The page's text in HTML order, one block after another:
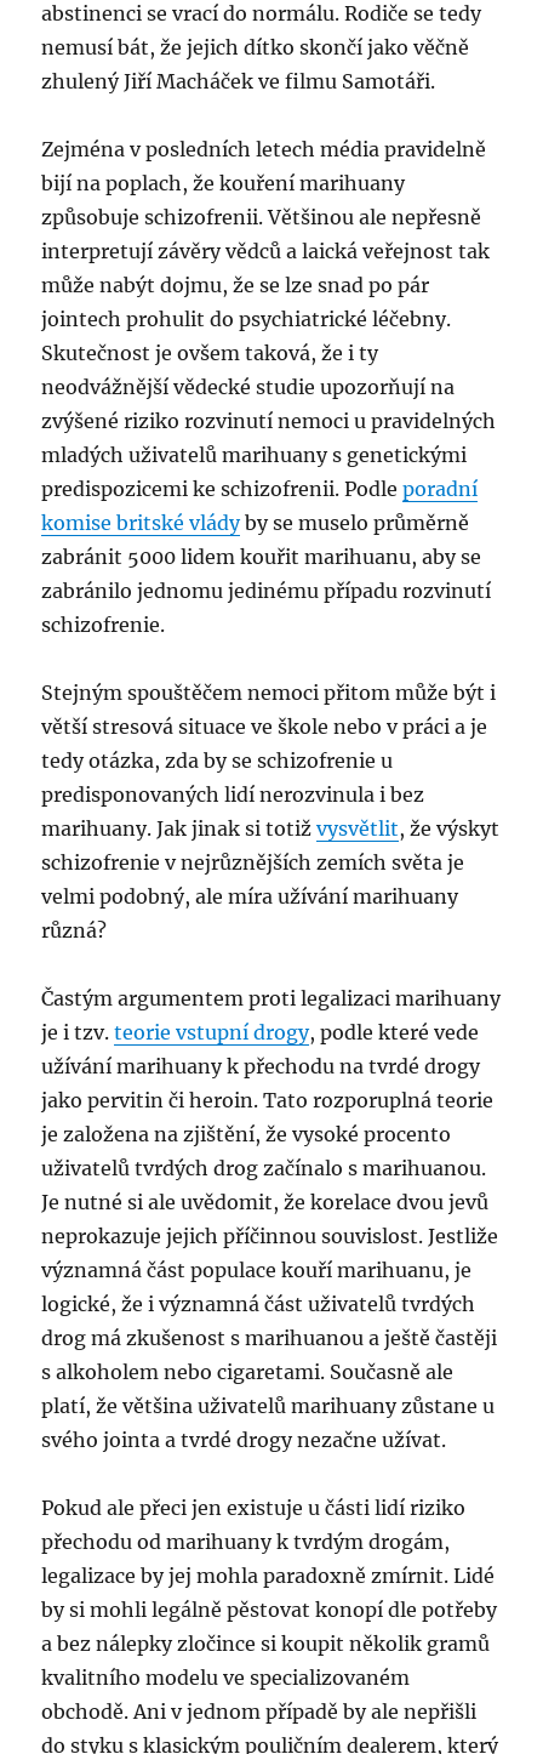
abstinenci se vrací do normálu. Rodiče se tedy
nemusí bát, že jejich dítko skončí jako věčně
zhulený Jiří Macháček ve filmu Samotáři.
Zejména v posledních letech média pravidelně
bijí na poplach, že kouření marihuany
způsobuje schizofrenii. Většinou ale nepřesně
interpretují závěry vědců a laická veřejnost tak
může nabýt dojmu, že se lze snad po pár
jointech prohulit do psychiatrické léčebny.
Skutečnost je ovšem taková, že i ty
neodvážnější vědecké studie upozorňují na
zvýšené riziko rozvinutí nemoci u pravidelných
mladých uživatelů marihuany s genetickými
predispozicemi ke schizofrenii. Podleporadní
komise britské vládyby se muselo průměrně
zabránit 5000 lidem kouřit marihuanu, aby se
zabránilo jednomu jedinému případu rozvinutí
schizofrenie.
Stejným spouštěčem nemoci přitom může být i
větší stresová situace ve škole nebo v práci a je
tedy otázka, zda by se schizofrenie u
predisponovaných lidí nerozvinula i bez
marihuany. Jak jinak si totižvysvětlit, že výskyt
schizofrenie v nejrůznějších zemích světa je
velmi podobný, ale míra užívání marihuany
různá?
Častým argumentem proti legalizaci marihuany
je i tzv.teorie vstupní drogy, podle které vede
užívání marihuany k přechodu na tvrdé drogy
jako pervitin či heroin. Tato rozporuplná teorie
je založena na zjištění, že vysoké procento
uživatelů tvrdých drog začínalo s marihuanou.
Je nutné si ale uvědomit, že korelace dvou jevů
neprokazuje jejich příčinnou souvislost. Jestliže
významná část populace kouří marihuanu, je
logické, že i významná část uživatelů tvrdých
drog má zkušenost s marihuanou a ještě častěji
s alkoholem nebo cigaretami. Současně ale
platí, že většina uživatelů marihuany zůstane u
svého jointa a tvrdé drogy nezačne užívat.
Pokud ale přeci jen existuje u části lidí riziko
přechodu od marihuany k tvrdým drogám,
legalizace by jej mohla paradoxně zmírnit. Lidé
by si mohli legálně pěstovat konopí dle potřeby
a bez nálepky zločince si koupit několik gramů
kvalitního modelu ve specializovaném
obchodě. Ani v jednom případě by ale nepřišli
do styku s klasickým pouličním dealerem, který